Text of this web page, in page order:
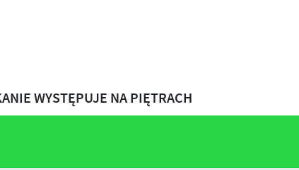
WYSTĘPUJE NA PIĘTRACH